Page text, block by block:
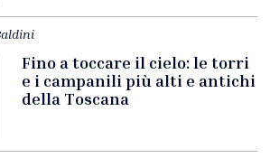
Fino a toccare il cielo: le torri
e i campanili più alti e antichi
della Toscana